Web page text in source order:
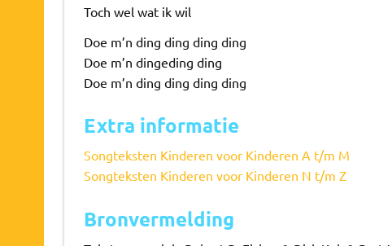
Toch wel wat ik wil
Doe m’n ding ding ding ding
Doe m’n dingeding ding
Doe m’n ding ding ding ding
Extra informatie
Songteksten Kinderen voor Kinderen A t/m M
Songteksten Kinderen voor Kinderen N t/m Z
Bronvermelding